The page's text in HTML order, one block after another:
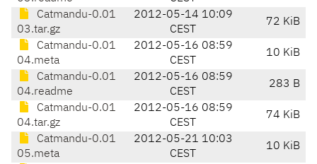
Catmandu-0.01
03.tar.gz
2012-05-14 10:09
CEST
72 KiB
Catmandu-0.01
04.meta
2012-05-16 08:59
CEST
10 KiB
Catmandu-0.01
04.readme
2012-05-16 08:59
CEST
283 B
Catmandu-0.01
04.tar.gz
2012-05-16 08:59
CEST
74 KiB
Catmandu-0.01
05.meta
2012-05-21 10:03
CEST
10 KiB